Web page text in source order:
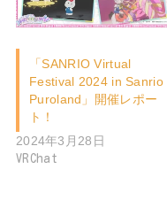
「SANRIO Virtual
Festival 2024 in Sanrio
Puroland」開催レポー
ト！
2024年3月28日
VRChat